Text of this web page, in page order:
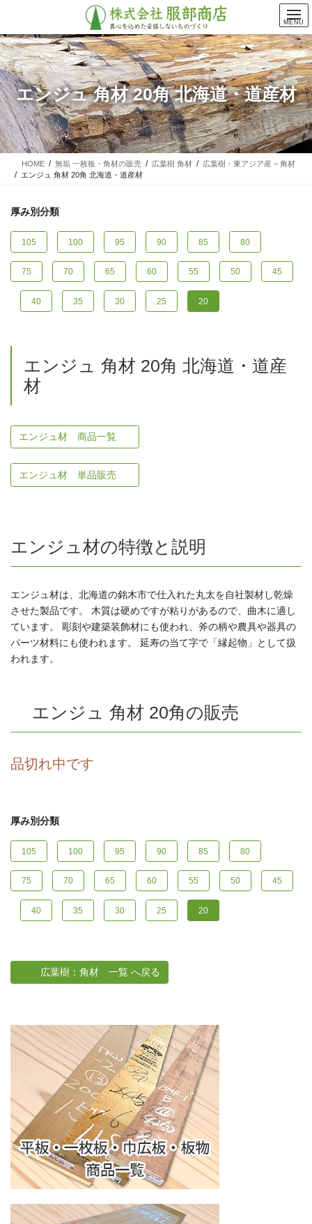
テ
ン
ツ
に
移
動
ゲ
ー
シ
ョ
ン
に
移
動
エンジュ 角材 20角 北海道・道産材
HOME 無垢 一枚板・角材の販売 広葉樹 角材
広葉樹・東アジア産 – 角材
エンジュ 角材 20角 北海道・道産材
厚み別分類
105 100 95 90 85 80
75 70 65 60 55 50 45
40 35 30 25 20
エンジュ 角材 20角 北海道・道産
材
エンジュ材 商品一覧
エンジュ材 単品販売
エンジュ材の特徴と説明
エンジュ材は、北海道の銘木市で仕入れた丸太を自社製材し乾燥
させた製品です。 木質は硬めですが粘りがあるので、曲木に適し
ています。 彫刻や建築装飾材にも使われ、斧の柄や農具や器具の
パーツ材料にも使われます。 延寿の当て字で「縁起物」として扱
われます。
エンジュ 角材 20角の販売
品切れ中です
厚み別分類
105 100 95 90 85 80
75 70 65 60 55 50 45
40 35 30 25 20
広葉樹：角材 一覧 へ戻る
MENU